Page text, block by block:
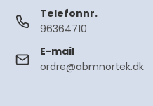
Telefonnr.
96364710
E-mail
ordre@abmnortek.dk